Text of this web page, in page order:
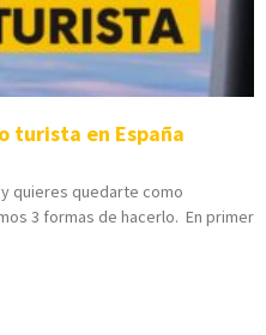
turista en España
quieres quedarte como
3 formas de hacerlo. En primer